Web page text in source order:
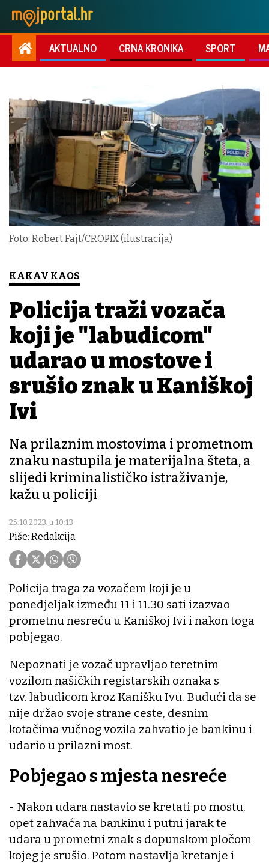
AKTUALNO CRNA KRONIKA SPORT
Foto: Robert Fajt/CROPIX (ilustracija)
KAKAV KAOS
Policija traži vozača
koji je "labudicom"
udarao u mostove i
srušio znak u Kaniškoj
Ivi
Na prilaznim mostovima i prometnom
znaku nastupila je materijalna šteta, a
slijedi kriminalističko istraživanje,
kažu u policiji
25.10.2023. u 10:13
Piše: Redakcija
Policija traga za vozačem koji je u
ponedjeljak između 11 i 11.30 sati izazvao
prometnu nesreću u Kaniškoj Ivi i nakon toga
pobjegao.
Nepoznati je vozač upravljao teretnim
vozilom našičkih registarskih oznaka s
tzv. labudicom kroz Kanišku Ivu. Budući da se
nije držao svoje strane ceste, desnim
kotačima vučnog vozila zahvatio je bankinu i
udario u prilazni most.
Pobjegao s mjesta nesreće
- Nakon udara nastavio se kretati po mostu,
opet zahvaća na bankinu i putni jarak te
udara u prometni znak s dopunskom pločom
kojeg je srušio. Potom nastavlja kretanje i